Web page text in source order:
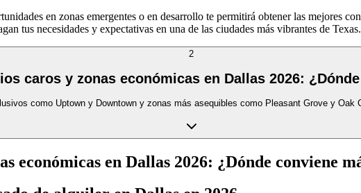
en zonas emergentes o en desarrollo te permitirá obtener las mejores
tus necesidades y expectativas en una de las ciudades más vibrantes de Texas.
2
caros y zonas económicas en Dallas 2026:
como Uptown y Downtown y zonas más asequibles como Pleasant Grove y
económicas en Dallas 2026: ¿Dónde conviene